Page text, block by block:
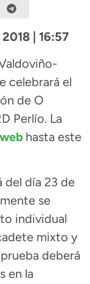
| 16:57
celebrará el
de O
Perlío. La
hasta este
del día 23 de
se
individual
mixto y
deberá
en la